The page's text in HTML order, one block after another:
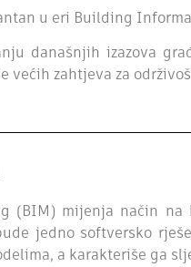
u eri Building
današnjih izazova
većih zahtjeva za
(BIM) mijenja način
jedno softversko
a karakteriše ga